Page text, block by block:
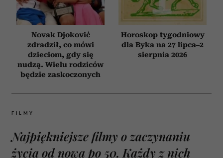
Novak Djoković
zdradził, co mówi
dzieciom, gdy się
nudzą. Wielu rodziców
będzie zaskoczonych
Horoskop tygodniowy
dla Byka na 27 lipca–2
sierpnia 2026
FILMY
Najpiękniejsze filmy o zaczynaniu
życia od nowa po 50. Każdy z nich